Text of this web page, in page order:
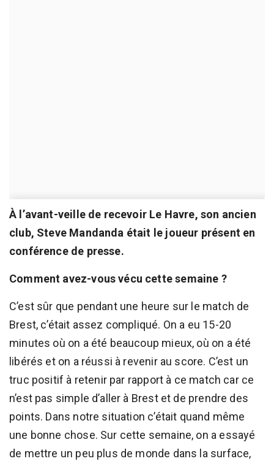
À l’avant-veille de recevoir Le Havre, son ancien
club, Steve Mandanda était le joueur présent en
conférence de presse.
Comment avez-vous vécu cette semaine ?
C’est sûr que pendant une heure sur le match de
Brest, c’était assez compliqué. On a eu 15-20
minutes où on a été beaucoup mieux, où on a été
libérés et on a réussi à revenir au score. C’est un
truc positif à retenir par rapport à ce match car ce
n’est pas simple d’aller à Brest et de prendre des
points. Dans notre situation c’était quand même
une bonne chose. Sur cette semaine, on a essayé
de mettre un peu plus de monde dans la surface,